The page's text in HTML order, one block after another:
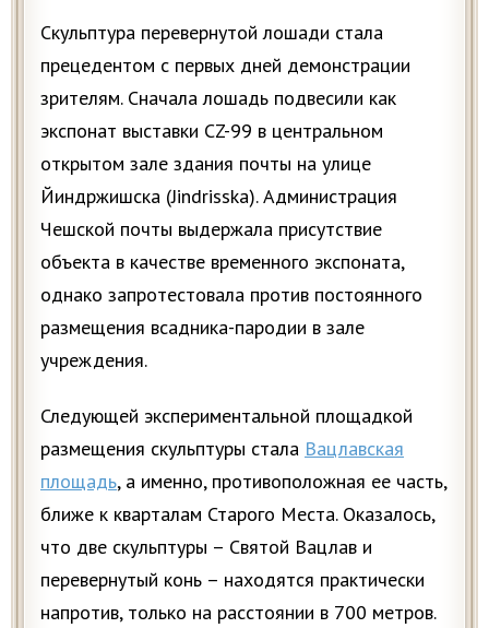
Скульптура перевернутой лошади стала
прецедентом с первых дней демонстрации
зрителям. Сначала лошадь подвесили как
экспонат выставки CZ-99 в центральном
открытом зале здания почты на улице
Йиндржишска (Jindrisska). Администрация
Чешской почты выдержала присутствие
объекта в качестве временного экспоната,
однако запротестовала против постоянного
размещения всадника-пародии в зале
учреждения.
Следующей экспериментальной площадкой
размещения скульптуры стала Вацлавская
площадь, а именно, противоположная ее часть,
ближе к кварталам Старого Места. Оказалось,
что две скульптуры – Святой Вацлав и
перевернутый конь – находятся практически
напротив, только на расстоянии в 700 метров.